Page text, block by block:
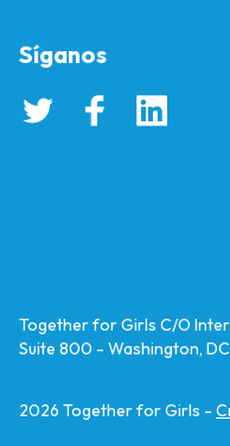
Síganos
Together for Girls C/O
Suite 800 - Washington,
2026 Together for Girls -